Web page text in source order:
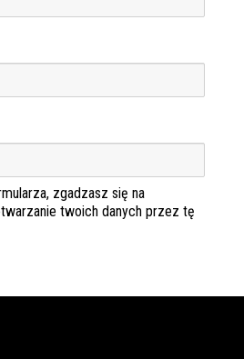
zgadzasz się na
twoich danych przez tę